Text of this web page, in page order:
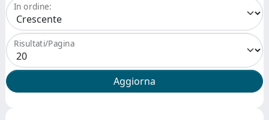
In ordine:
Risultati/Pagina